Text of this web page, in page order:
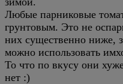
Любые парниковые
грунтовым. Это не
них существенно ниже,
можно использовать
То что по вкусу они
нет :)